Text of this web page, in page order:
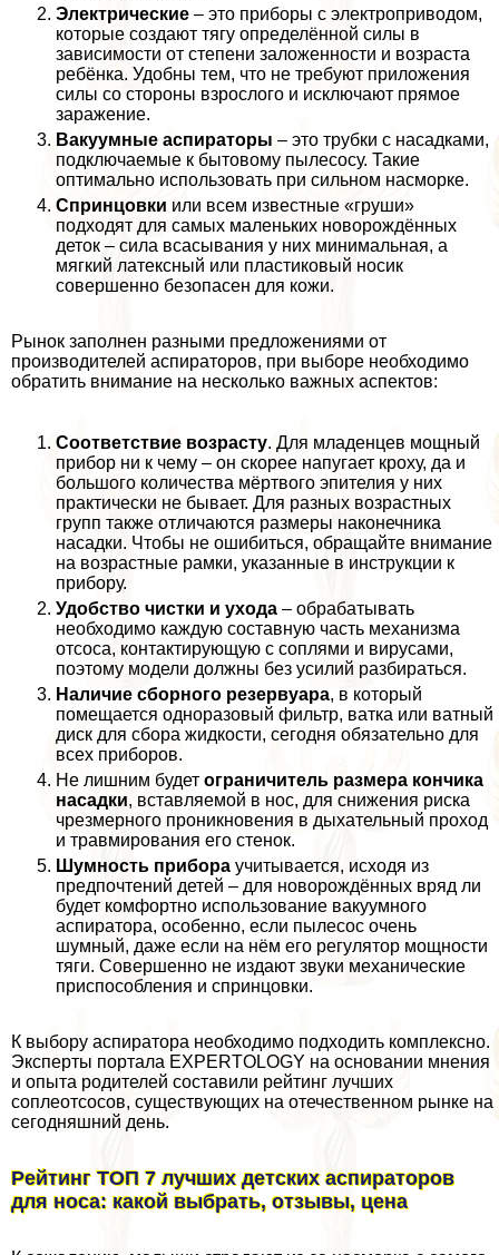
Электрические – это приборы с электроприводом,
которые создают тягу определённой силы в
зависимости от степени заложенности и возраста
ребёнка. Удобны тем, что не требуют приложения
силы со стороны взрослого и исключают прямое
заражение.
Вакуумные аспираторы – это трубки с насадками,
подключаемые к бытовому пылесосу. Такие
оптимально использовать при сильном насморке.
Спринцовки или всем известные «груши»
подходят для самых маленьких новорождённых
деток – сила всасывания у них минимальная, а
мягкий латексный или пластиковый носик
совершенно безопасен для кожи.
Рынок заполнен разными предложениями от
производителей аспираторов, при выборе необходимо
обратить внимание на несколько важных аспектов:
Соответствие возрасту. Для младенцев мощный
прибор ни к чему – он скорее напугает кроху, да и
большого количества мёртвого эпителия у них
пpaктически не бывает. Для разных возрастных
групп также отличаются размеры наконечника
насадки. Чтобы не ошибиться, обращайте внимание
на возрастные рамки, указанные в инструкции к
прибору.
Удобство чистки и ухода – обpaбатывать
необходимо каждую составную часть механизма
oтcocа, контактирующую с соплями и вирусами,
поэтому модели должны без усилий разбираться.
Наличие сборного резервуара, в который
помещается одноразовый фильтр, ватка или ватный
диск для сбора жидкости, сегодня обязательно для
всех приборов.
Не лишним будет ограничитель размера кончика
насадки, вставляемой в нос, для снижения риска
чрезмерного проникновения в дыхательный проход
и травмирования его стенок.
Шумность прибора учитывается, исходя из
предпочтений детей – для новорождённых вряд ли
будет комфортно использование вакуумного
аспиратора, особенно, если пылесос очень
шумный, даже если на нём его регулятор мощности
тяги. Совершенно не издают звуки механические
приспособления и спринцовки.
К выбору аспиратора необходимо подходить комплексно.
Эксперты портала EXPERTOLOGY на основании мнения
и опыта родителей составили рейтинг лучших
соплеoтcocов, существующих на отечественном рынке на
сегодняшний день.
Рейтинг ТОП 7 лучших детских аспираторов
для носа: какой выбрать, отзывы, цена